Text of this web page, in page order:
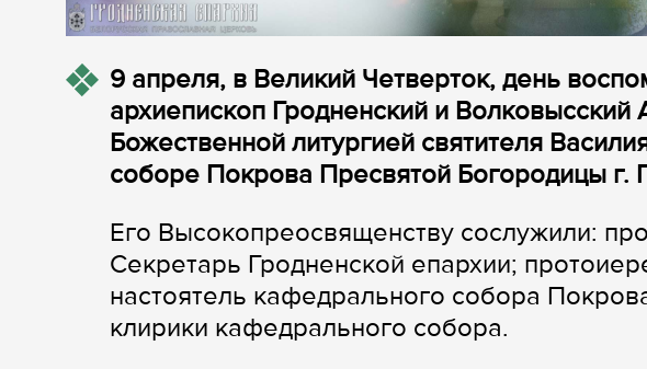
9 апреля, в Великий Четверток, день
архиепископ Гродненский и
Божественной литургией святителя
соборе Покрова Пресвятой Богородицы г.
Его Высокопреосвященству сослужили:
Секретарь Гродненской епархии;
настоятель кафедрального собора
клирики кафедрального собора.